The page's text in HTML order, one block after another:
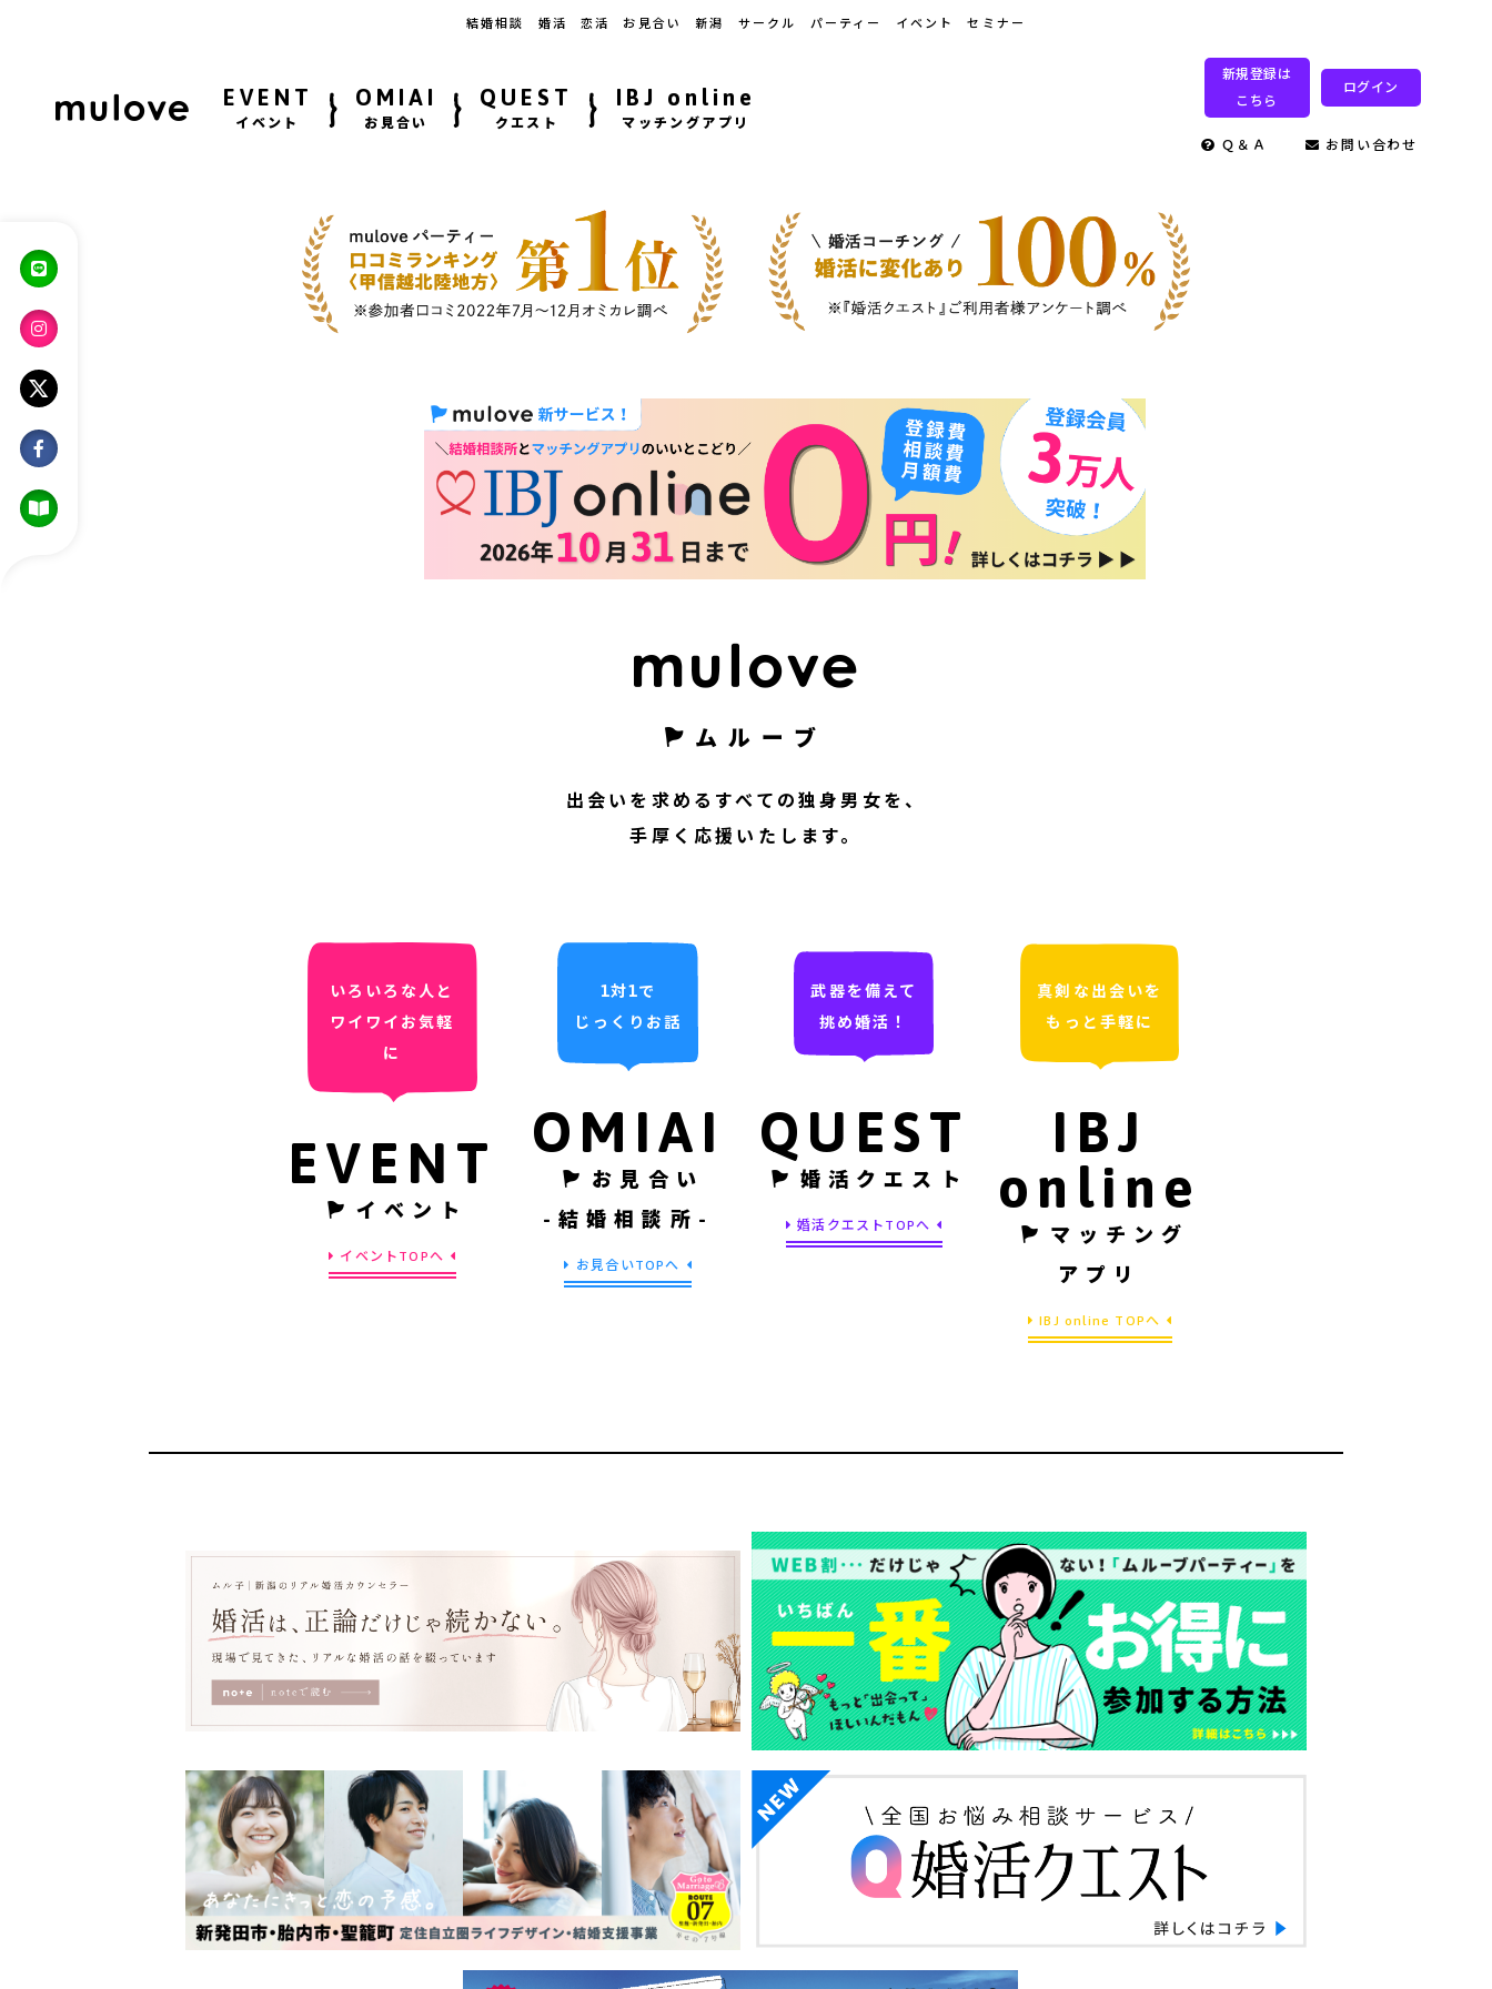
結婚相談 婚活 恋活 お見合い 新潟 サークル パーティー イベント セミナー
EVENT
イベント
OMIAI
お見合い
QUEST
クエスト
IBJ online
マッチングアプリ
新規登録は
こちら
ログイン
Ｑ＆Ａ お問い合わせ
ムルーブ
出会いを求めるすべての独身男女を、
手厚く応援いたします。
いろいろな人と
ワイワイお気軽
に
EVENT
イベント
イベントTOPへ
1対1で
じっくりお話
OMIAI
お見合い
-結婚相談所-
お見合いTOPへ
武器を備えて
挑め婚活！
QUEST
婚活クエスト
婚活クエストTOPへ
真剣な出会いを
もっと手軽に
IBJ
online
マッチング
アプリ
IBJ online TOPへ